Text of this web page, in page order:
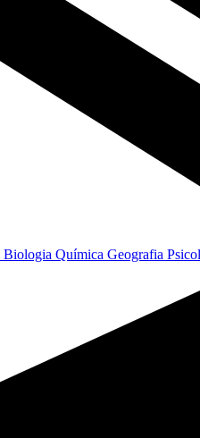
Biologia Química Geografia